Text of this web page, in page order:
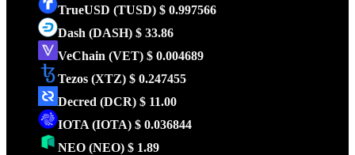
TrueUSD (TUSD) $ 0.997566
Dash (DASH) $ 33.86
VeChain (VET) $ 0.004689
Tezos (XTZ) $ 0.247455
Decred (DCR) $ 11.00
IOTA (IOTA) $ 0.036844
NEO (NEO) $ 1.89